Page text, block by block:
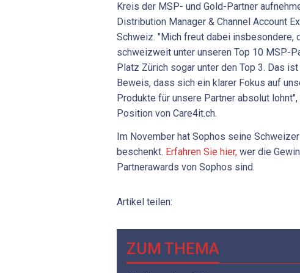
Kreis der MSP- und Gold-Partner
Distribution Manager & Channel Account
Schweiz. "Mich freut dabei insbesondere,
schweizweit unter unseren Top 10 MSP-
Platz Zürich sogar unter den Top 3. Das
Beweis, dass sich ein klarer Fokus auf
Produkte für unsere Partner absolut
Position von Care4it.ch.
Im November hat Sophos seine
beschenkt. Erfahren Sie hier, wer die
Partnerawards von Sophos sind.
Artikel teilen:
ZUM THEMA